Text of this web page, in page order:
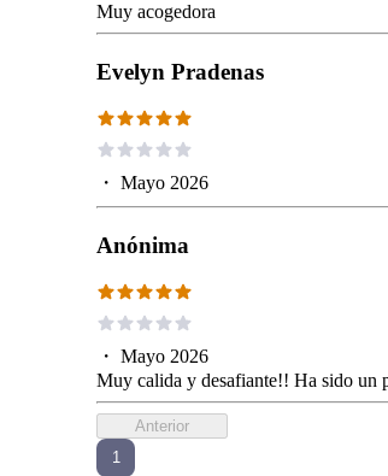
Muy acogedora
Evelyn Pradenas
・ Mayo 2026
Anónima
・ Mayo 2026
Muy calida y desafiante!! Ha sido un
Anterior
1